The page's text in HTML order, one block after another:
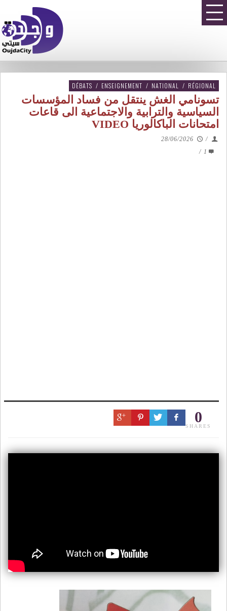
DÉBATS / ENSEIGNEMENT / NATIONAL / RÉGIONAL
تسونامي الغش ينتقل من فساد المؤسسات
السياسية والترابية والاجتماعية الى قاعات
امتحانات الباكالوريا VIDEO
/
28/06/2026
1
/
0
SHARES